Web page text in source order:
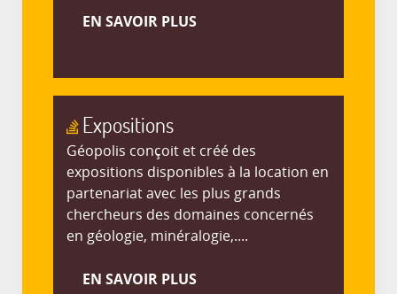
EN SAVOIR PLUS
Expositions
Géopolis conçoit et créé des
expositions disponibles à la location en
partenariat avec les plus grands
chercheurs des domaines concernés
en géologie, minéralogie,....
EN SAVOIR PLUS